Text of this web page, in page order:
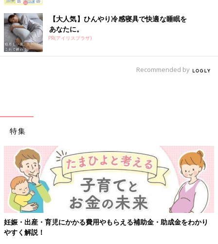
【大人気】ひんやり冷感寝具で快適な睡眠を
あなたに。
PR(アイリスプラザ)
Recommended by
特集
らえる補助金・助成金をわかり 【ワクチン接種できるものも】